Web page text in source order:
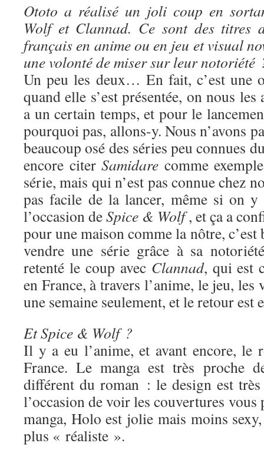
Ototo a réalisé un joli coup en
Wolf et Clannad. Ce sont des titres
français en anime ou en jeu et visual
une volonté de miser sur leur notoriété
Un peu les deux… En fait, c’est une
quand elle s’est présentée, on nous
a un certain temps, et pour le
pourquoi pas, allons-y. Nous n’avons
beaucoup osé des séries peu connues
encore citer Samidare comme
série, mais qui n’est pas connue chez
pas facile de la lancer, même si on
l’occasion deSpice & Wolf, et ça a
pour une maison comme la nôtre,
vendre une série grâce à sa
retenté le coup avec Clannad, qui est
en France, à travers l’anime, le jeu,
une semaine seulement, et le retour est
Et Spice & Wolf ?
Il y a eu l’anime, et avant encore, le
France. Le manga est très proche
différent du roman : le design est
l’occasion de voir les couvertures
manga, Holo est jolie mais moins
plus « réaliste ».